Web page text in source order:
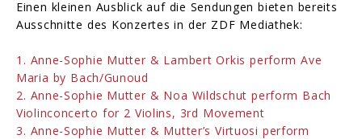
Einen kleinen Ausblick auf die Sendungen bieten bereits
Ausschnitte des Konzertes in der ZDF Mediathek:
1. Anne-Sophie Mutter & Lambert Orkis perform Ave
Maria by Bach/Gunoud
2. Anne-Sophie Mutter & Noa Wildschut perform Bach
Violinconcerto for 2 Violins, 3rd Movement
3. Anne-Sophie Mutter & Mutter’s Virtuosi perform